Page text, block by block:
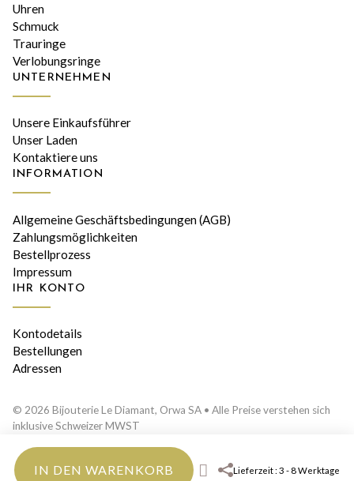
IN DEN WARENKORB Lieferzeit : 3 - 8 Werktage
Uhren
Schmuck
Trauringe
Verlobungsringe
UNTERNEHMEN
Unsere Einkaufsführer
Unser Laden
Kontaktiere uns
INFORMATION
Allgemeine Geschäftsbedingungen (AGB)
Zahlungsmöglichkeiten
Bestellprozess
Impressum
IHR KONTO
Kontodetails
Bestellungen
Adressen
© 2026 Bijouterie Le Diamant, Orwa SA • Alle Preise verstehen sich
inklusive Schweizer MWST